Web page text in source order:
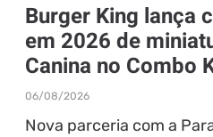
Burger King lança
em 2026 de
Canina no Combo
06/08/2026
Nova parceria com a